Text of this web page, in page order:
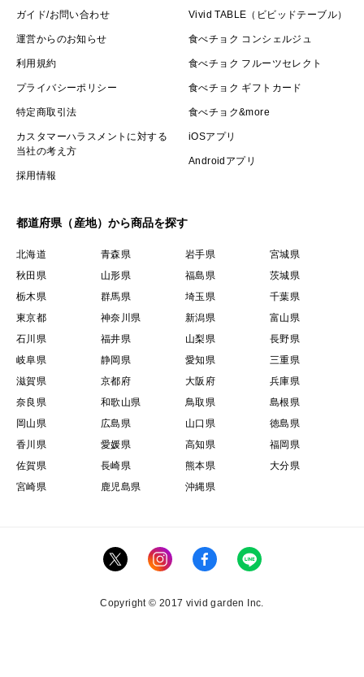
ガイド/お問い合わせ
運営からのお知らせ
利用規約
プライバシーポリシー
特定商取引法
カスタマーハラスメントに対する
当社の考え方
採用情報
Vivid TABLE（ビビッドテーブル）
食べチョク コンシェルジュ
食べチョク フルーツセレクト
食べチョク ギフトカード
食べチョク&more
iOSアプリ
Androidアプリ
都道府県（産地）から商品を探す
北海道 青森県 岩手県
宮城県
秋田県
山形県 福島県
茨城県
栃木県
群馬県 埼玉県
千葉県
東京都
神奈川県 新潟県
富山県
石川県
福井県 山梨県
長野県
岐阜県
静岡県 愛知県
三重県
滋賀県
京都府 大阪府
兵庫県
奈良県
和歌山県 鳥取県
島根県
岡山県
広島県 山口県
徳島県
香川県
愛媛県 高知県
福岡県
佐賀県
長崎県 熊本県
大分県
宮崎県
鹿児島県 沖縄県
Copyright © 2017 vivid garden Inc.